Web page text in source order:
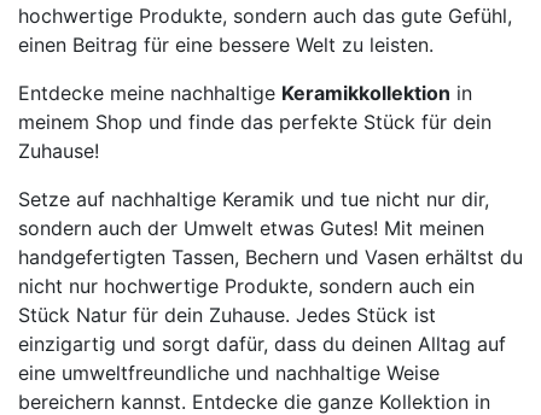
hochwertige Produkte, sondern auch das gute Gefühl,
einen Beitrag für eine bessere Welt zu leisten.
Entdecke meine nachhaltige Keramikkollektion in
meinem Shop und finde das perfekte Stück für dein
Zuhause!
Setze auf nachhaltige Keramik und tue nicht nur dir,
sondern auch der Umwelt etwas Gutes! Mit meinen
handgefertigten Tassen, Bechern und Vasen erhältst du
nicht nur hochwertige Produkte, sondern auch ein
Stück Natur für dein Zuhause. Jedes Stück ist
einzigartig und sorgt dafür, dass du deinen Alltag auf
eine umweltfreundliche und nachhaltige Weise
bereichern kannst. Entdecke die ganze Kollektion in